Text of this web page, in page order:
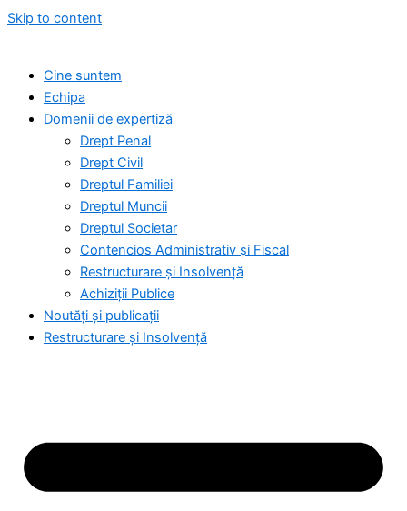
Skip to content
Cine suntem
Echipa
Domenii de expertiză
Drept Penal
Drept Civil
Dreptul Familiei
Dreptul Muncii
Dreptul Societar
Contencios Administrativ și Fiscal
Restructurare și Insolvență
Achiziții Publice
Noutăți și publicații
Restructurare și Insolvență